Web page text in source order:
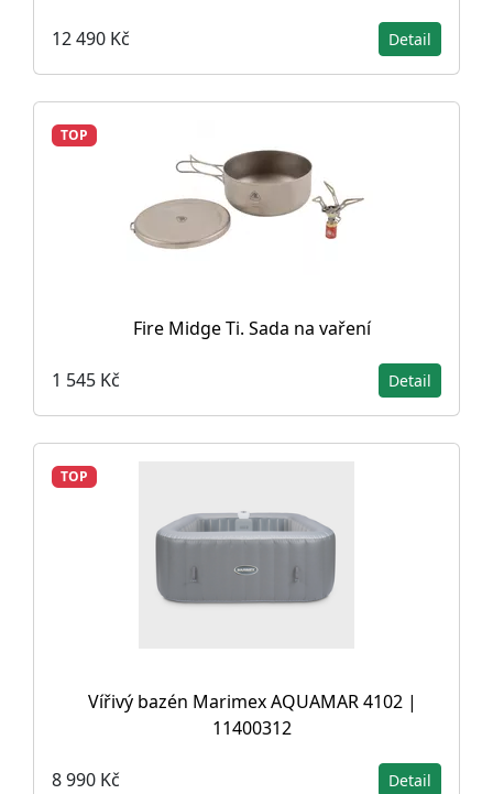
12 490 Kč Detail
TOP
Fire Midge Ti. Sada na vaření
1 545 Kč Detail
TOP
Vířivý bazén Marimex AQUAMAR 4102 |
11400312
8 990 Kč Detail